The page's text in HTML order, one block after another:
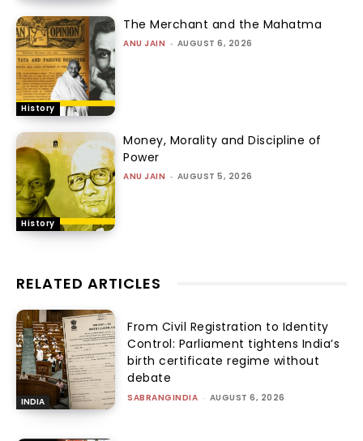
History
The Merchant and the Mahatma
ANU JAIN - AUGUST 6, 2026
History
Money, Morality and Discipline of
Power
ANU JAIN - AUGUST 5, 2026
RELATED ARTICLES
INDIA
From Civil Registration to Identity
Control: Parliament tightens India’s
birth certificate regime without
debate
SABRANGINDIA - AUGUST 6, 2026